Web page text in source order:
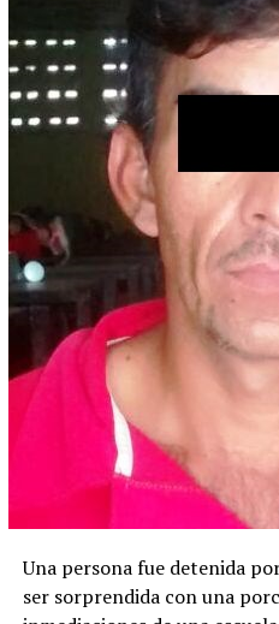
Una persona fue detenida
ser sorprendida con una